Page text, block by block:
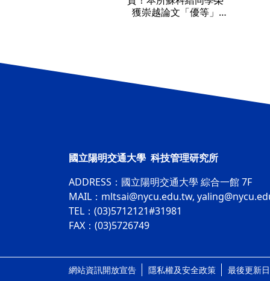
獲崇越論文「優等」
國立陽明交通大學 科技管理研究所
ADDRESS： 國立陽明交通大學 綜合一館 7F
MAIL： mltsai@nycu.edu.tw,
TEL：(03)5712121#31981
FAX：(03)5726749
網站資訊開放宣告 隱私權及安全政策 最後更新